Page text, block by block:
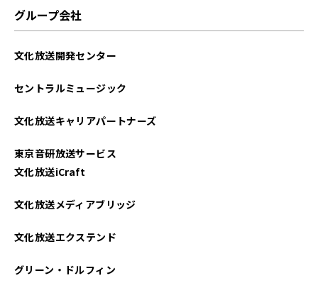
グループ会社
文化放送開発センター
セントラルミュージック
文化放送キャリアパートナーズ
東京音研放送サービス
文化放送iCraft
文化放送メディアブリッジ
文化放送エクステンド
グリーン・ドルフィン